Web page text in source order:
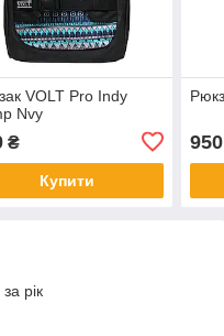
VOLT Pro Indy
Nvy
₴
Купити
950
рік